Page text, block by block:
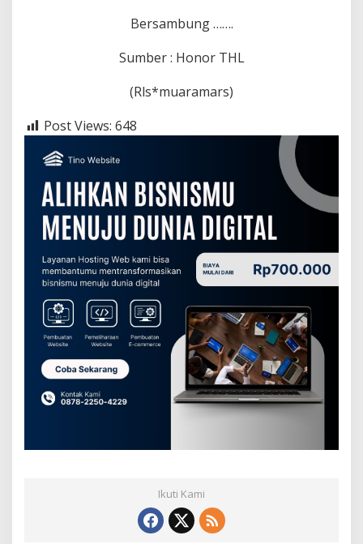
Bersambung …….
Sumber : Honor THL
(Rls*muaramars)
Post Views: 648
Ikuti Kami